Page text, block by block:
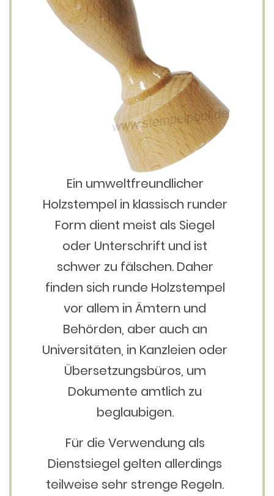
Ein umweltfreundlicher
Holzstempel in klassisch runder
Form dient meist als Siegel
oder Unterschrift und ist
schwer zu fälschen. Daher
finden sich runde Holzstempel
vor allem in Ämtern und
Behörden, aber auch an
Universitäten, in Kanzleien oder
Übersetzungsbüros, um
Dokumente amtlich zu
beglaubigen.
Für die Verwendung als
Dienstsiegel gelten allerdings
teilweise sehr strenge Regeln.